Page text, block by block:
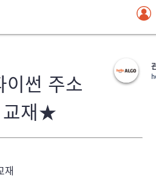
썬 주소
교재★
재